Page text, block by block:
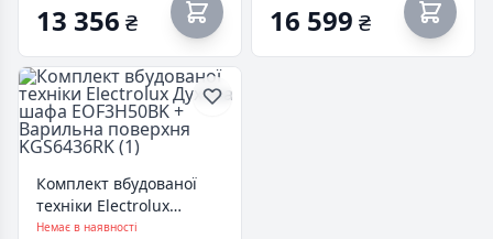
13 356 ₴ 16 599 ₴
Комплект вбудованої
техніки Electrolux
Духова шафа
Немає в наявності